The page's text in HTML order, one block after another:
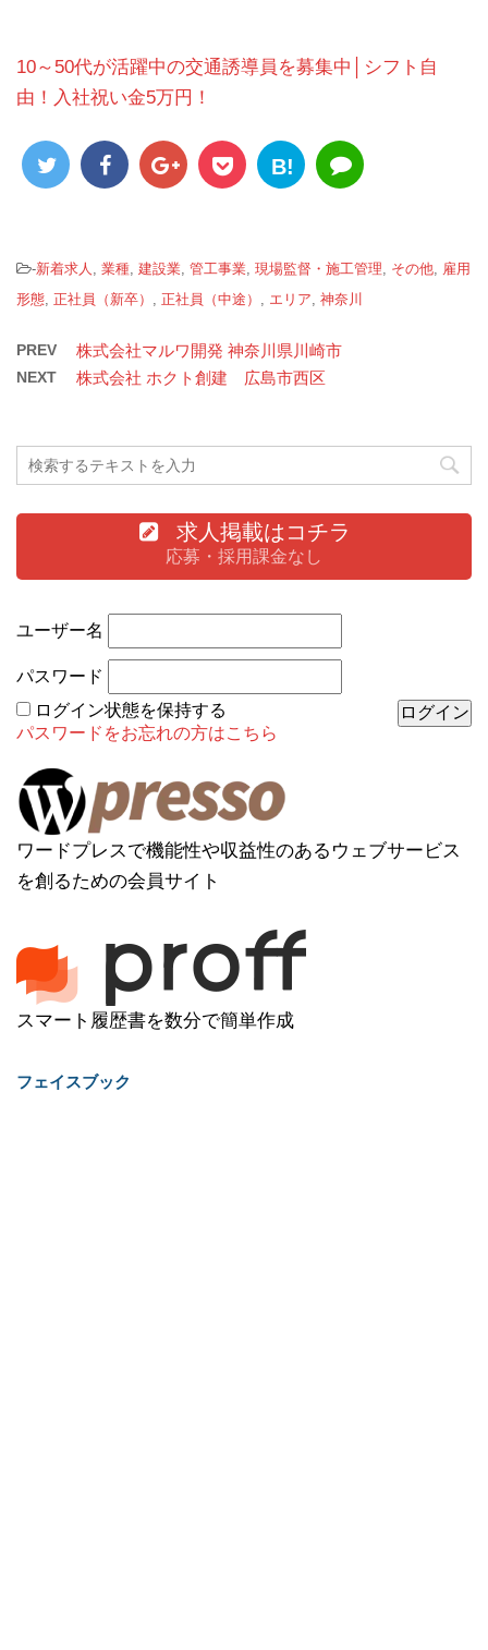
10～50代が活躍中の交通誘導員を募集中│シフト自
由！入社祝い金5万円！
B!
-新着求人 業種 建設業 管工事業 現場監督・施工管理 その他
雇用
形態 正社員（新卒） 正社員（中途） エリア 神奈川
PREV 株式会社マルワ開発 神奈川県川崎市
NEXT 株式会社 ホクト創建 広島市西区
求人掲載はコチラ
応募・採用課金なし
ユーザー名
パスワード
ログイン状態を保持する
パスワードをお忘れの方はこちら
ワードプレスで機能性や収益性のあるウェブサービス
を創るための会員サイト
スマート履歴書を数分で簡単作成
フェイスブック